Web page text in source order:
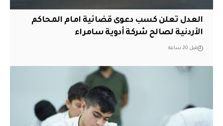
العدل تعلن كسب دعوى قضائية امام المحاكم
الأردنية لصالح شركة أدوية سامراء
قبل 20 ساعة